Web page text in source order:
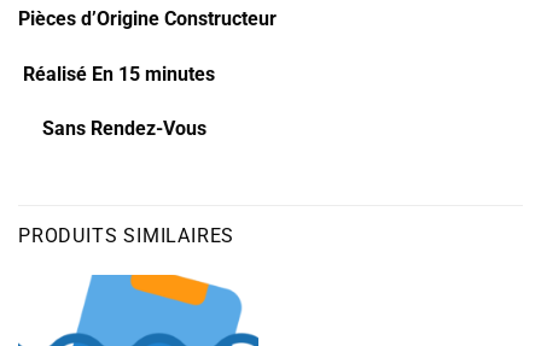
Pièces d’Origine Constructeur
Réalisé En 15 minutes
Sans Rendez-Vous
PRODUITS SIMILAIRES